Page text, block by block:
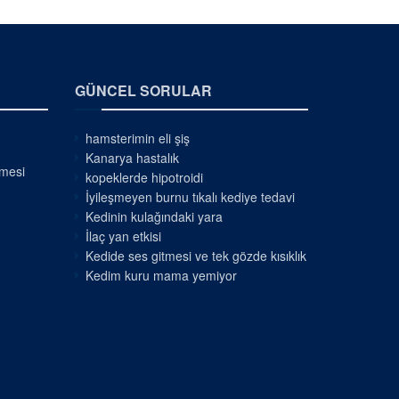
GÜNCEL SORULAR
hamsterimin eli şiş
Kanarya hastalık
kopeklerde hipotroidi
İyileşmeyen burnu tıkalı kediye tedavi
Kedinin kulağındaki yara
İlaç yan etkisi
Kedide ses gitmesi ve tek gözde kısıklık
Kedim kuru mama yemiyor